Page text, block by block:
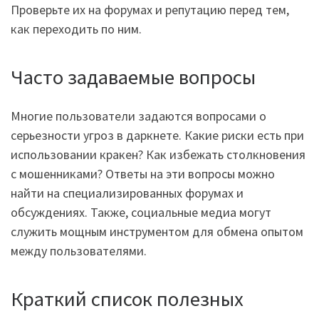
Проверьте их на форумах и репутацию перед тем,
как переходить по ним.
Часто задаваемые вопросы
Многие пользователи задаются вопросами о
серьезности угроз в даркнете. Какие риски есть при
использовании кракен? Как избежать столкновения
с мошенниками? Ответы на эти вопросы можно
найти на специализированных форумах и
обсуждениях. Также, социальные медиа могут
служить мощным инструментом для обмена опытом
между пользователями.
Краткий список полезных